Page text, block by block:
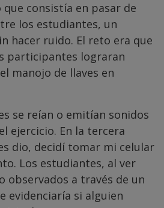
consistía en pasar de
los estudiantes, un
hacer ruido. El reto era que
participantes lograran
manojo de llaves en
se reían o emitían sonidos
ejercicio. En la tercera
dio, decidí tomar mi celular
Los estudiantes, al ver
observados a través de un
evidenciaría si alguien